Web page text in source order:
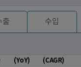
출 수입
(YoY) (CAGR)